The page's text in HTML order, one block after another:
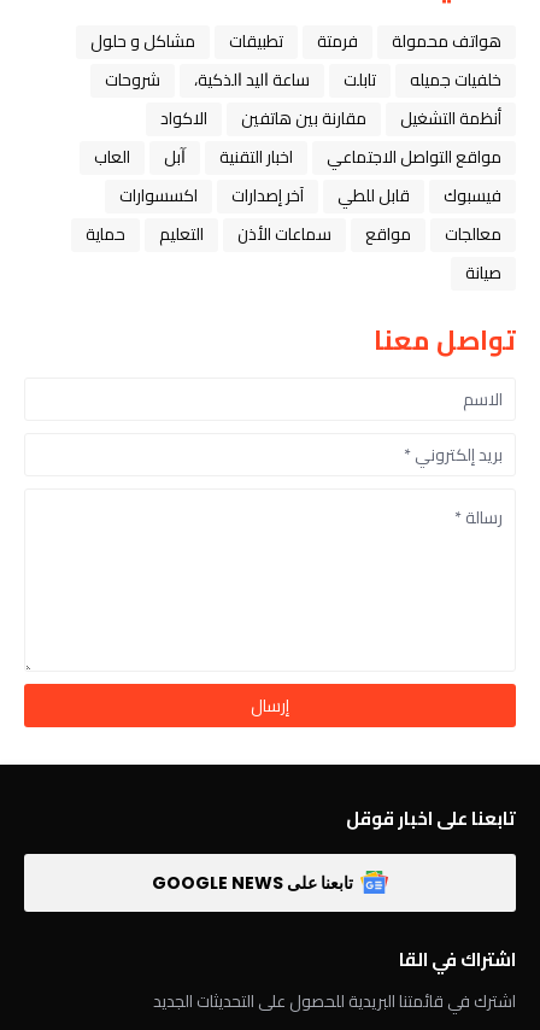
هواتف محمولة فرمتة تطبيقات
مشاكل و حلول
خلفيات جميله
تابلت ﺳﺎﻋﺔ ﺍﻟﻴﺪ ﺍﻟﺬﻛﻴﺔ،
شروحات
أنظمة التشغيل
مقارنة بين هاتفين
الاكواد
مواقع التواصل الاجتماعي
اخبار التقنية ﺁﺑﻞ
العاب
فيسبوك
قابل للطي آخر إصدارات
اكسسوارات
معالجات
مواقع سماعات الأذن التعليم
حماية
صيانة
تواصل معنا
تابعنا على اخبار قوقل
تابعنا على GOOGLE NEWS
اشتراك في القا
اشترك في قائمتنا البريدية للحصول على التحديثات الجديد